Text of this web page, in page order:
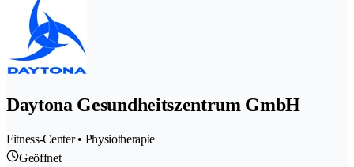
Daytona Gesundheitszentrum GmbH
Fitness-Center • Physiotherapie
Geöffnet